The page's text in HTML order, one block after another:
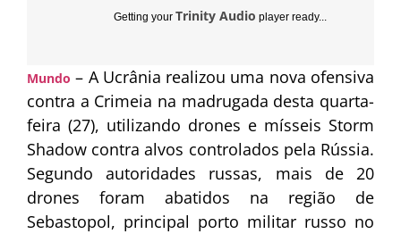
Getting your Trinity Audio player ready...
Mundo – A Ucrânia realizou uma nova ofensiva
contra a Crimeia na madrugada desta quarta-
feira (27), utilizando drones e mísseis Storm
Shadow contra alvos controlados pela Rússia.
Segundo autoridades russas, mais de 20
drones foram abatidos na região de
Sebastopol, principal porto militar russo no